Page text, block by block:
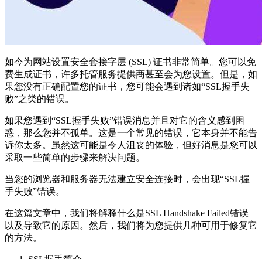
如今为网站设置安全套接字层 (SSL) 证书非常简单。您可以免
费生成证书，许多托管服务提供商甚至会为您设置。但是，如
果您没有正确配置您的证书，您可能会遇到诸如“SSL握手失
败”之类的错误。
如果您遇到“SSL握手失败”错误消息并且对它的含义感到困
惑，那么您并不孤单。这是一个常见的错误，它本身并不能告
诉你太多。虽然这可能是令人沮丧的体验，但好消息是您可以
采取一些简单的步骤来解决问题。
当您的浏览器和服务器无法建立安全连接时，会出现“SSL握
手失败”错误。
在这篇文章中，我们将解释什么是SSL Handshake Failed错误
以及导致它的原因。然后，我们将为您提供几种可用于修复它
的方法。